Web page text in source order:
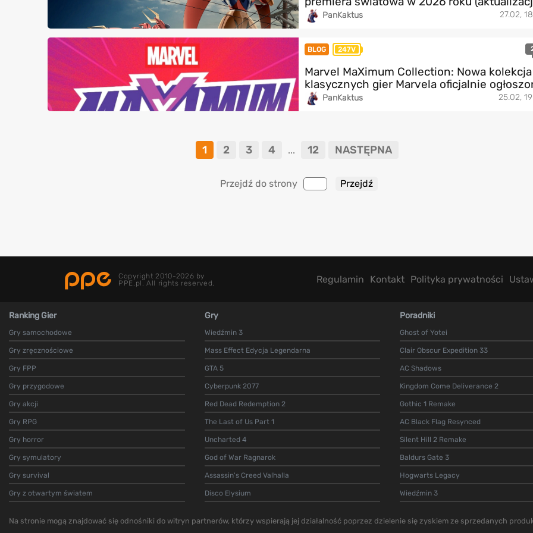
PanKaktus 27.02,
BLOG 247V
Marvel MaXimum Collection: Nowa kolekcja
klasycznych gier Marvela oficjalnie
PanKaktus 25.02,
1 2 3 4 ... 12 NASTĘPNA
Przejdź do strony
Copyright 2010-2026 by
PPE.pl. All rights reserved.
Regulamin Kontakt Polityka prywatności
Ranking Gier
Gry samochodowe
Gry zręcznościowe
Gry FPP
Gry przygodowe
Gry akcji
Gry RPG
Gry horror
Gry symulatory
Gry survival
Gry z otwartym światem
Gry
Wiedźmin 3
Mass Effect Edycja Legendarna
GTA 5
Cyberpunk 2077
Red Dead Redemption 2
The Last of Us Part 1
Uncharted 4
God of War Ragnarok
Assassin's Creed Valhalla
Disco Elysium
Poradniki
Ghost of Yotei
Clair Obscur Expedition 33
AC Shadows
Kingdom Come Deliverance 2
Gothic 1 Remake
AC Black Flag Resynced
Silent Hill 2 Remake
Baldurs Gate 3
Hogwarts Legacy
Wiedźmin 3
Na stronie mogą znajdować się odnośniki do witryn partnerów, którzy wspierają jej działalność poprzez dzielenie się zyskiem ze sprzedanych